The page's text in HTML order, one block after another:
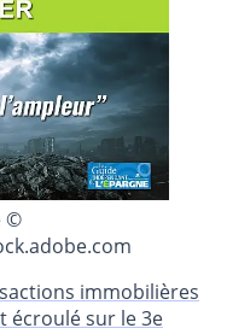
©
immobilières
écroulé sur le 3e